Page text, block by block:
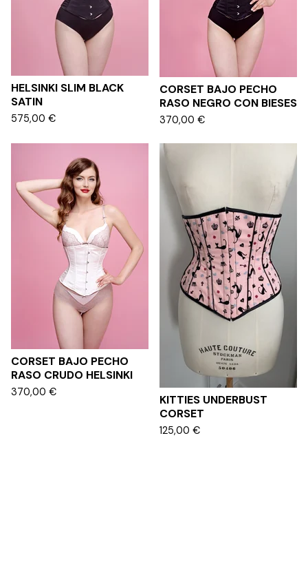
HELSINKI SLIM BLACK
SATIN
575,00 €
CORSET BAJO PECHO
RASO NEGRO CON BIESES
370,00 €
CORSET BAJO PECHO
RASO CRUDO HELSINKI
370,00 €
KITTIES UNDERBUST
CORSET
125,00 €